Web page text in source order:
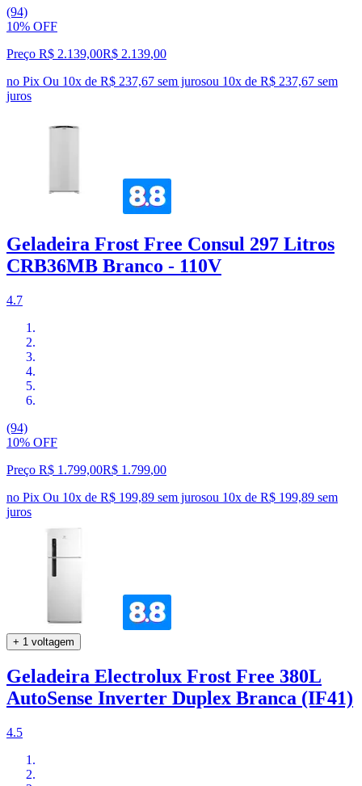
(94)
10% OFF
Preço R$ 2.139,00R$ 2.139,00
no Pix Ou 10x de R$ 237,67 sem jurosou 10x de R$ 237,67 sem
juros
Geladeira Frost Free Consul 297 Litros
CRB36MB Branco - 110V
4.7
(94)
10% OFF
Preço R$ 1.799,00R$ 1.799,00
no Pix Ou 10x de R$ 199,89 sem jurosou 10x de R$ 199,89 sem
juros
+ 1 voltagem
Geladeira Electrolux Frost Free 380L
AutoSense Inverter Duplex Branca (IF41)
4.5